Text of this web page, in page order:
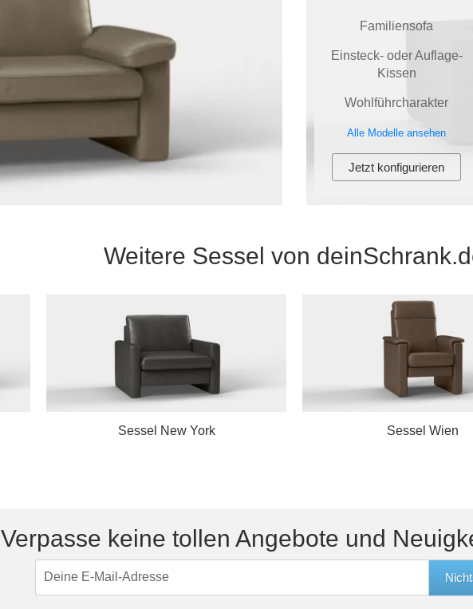
Familiensofa
Einsteck- oder Auflage-
Kissen
Wohlführcharakter
Alle Modelle ansehen
Jetzt konfigurieren
Weitere Sessel von
Sessel New York Sessel Wien
Verpasse keine tollen Angebote und